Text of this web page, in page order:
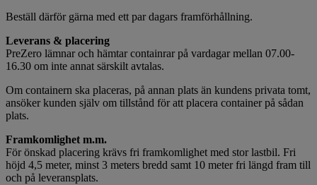
Beställ därför gärna med ett par dagars framförhållning.
Leverans & placering
PreZero lämnar och hämtar containrar på vardagar mellan 07.00-
16.30 om inte annat särskilt avtalas.
Om containern ska placeras, på annan plats än kundens privata tomt,
ansöker kunden själv om tillstånd för att placera container på sådan
plats.
Framkomlighet m.m.
För önskad placering krävs fri framkomlighet med stor lastbil. Fri
höjd 4,5 meter, minst 3 meters bredd samt 10 meter fri längd fram till
och på leveransplats.